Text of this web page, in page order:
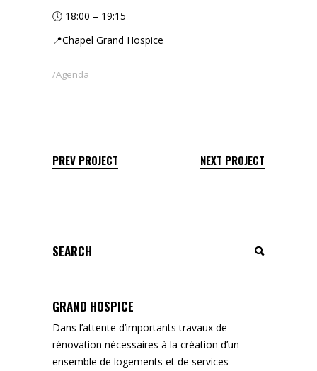
🕔 18:00 – 19:15
📍Chapel Grand Hospice
Agenda
PREV PROJECT NEXT PROJECT
Search
for:
GRAND HOSPICE
Dans l’attente d’importants travaux de
rénovation nécessaires à la création d’un
ensemble de logements et de services